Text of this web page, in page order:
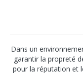
Dans un
garantir la propreté
pour la réputation et